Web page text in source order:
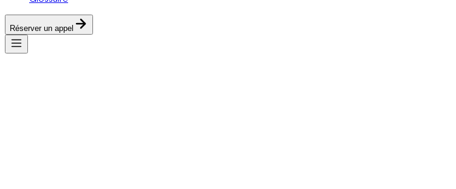
Réserver un appel